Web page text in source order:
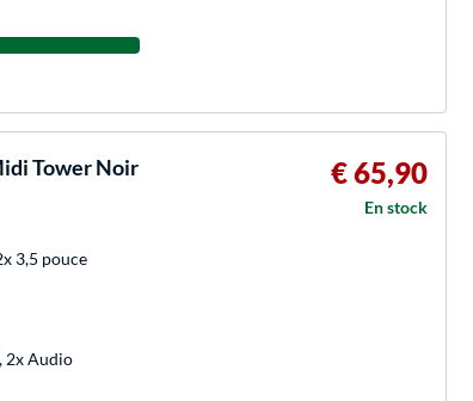
Tower Noir
3,5 pouce
2x Audio
€ 65,90
En stock